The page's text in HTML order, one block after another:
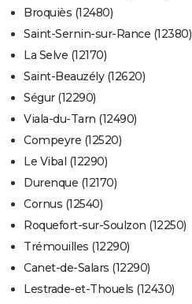
Broquiès (12480)
Saint-Sernin-sur-Rance (12380)
La Selve (12170)
Saint-Beauzély (12620)
Ségur (12290)
Viala-du-Tarn (12490)
Compeyre (12520)
Le Vibal (12290)
Durenque (12170)
Cornus (12540)
Roquefort-sur-Soulzon (12250)
Trémouilles (12290)
Canet-de-Salars (12290)
Lestrade-et-Thouels (12430)